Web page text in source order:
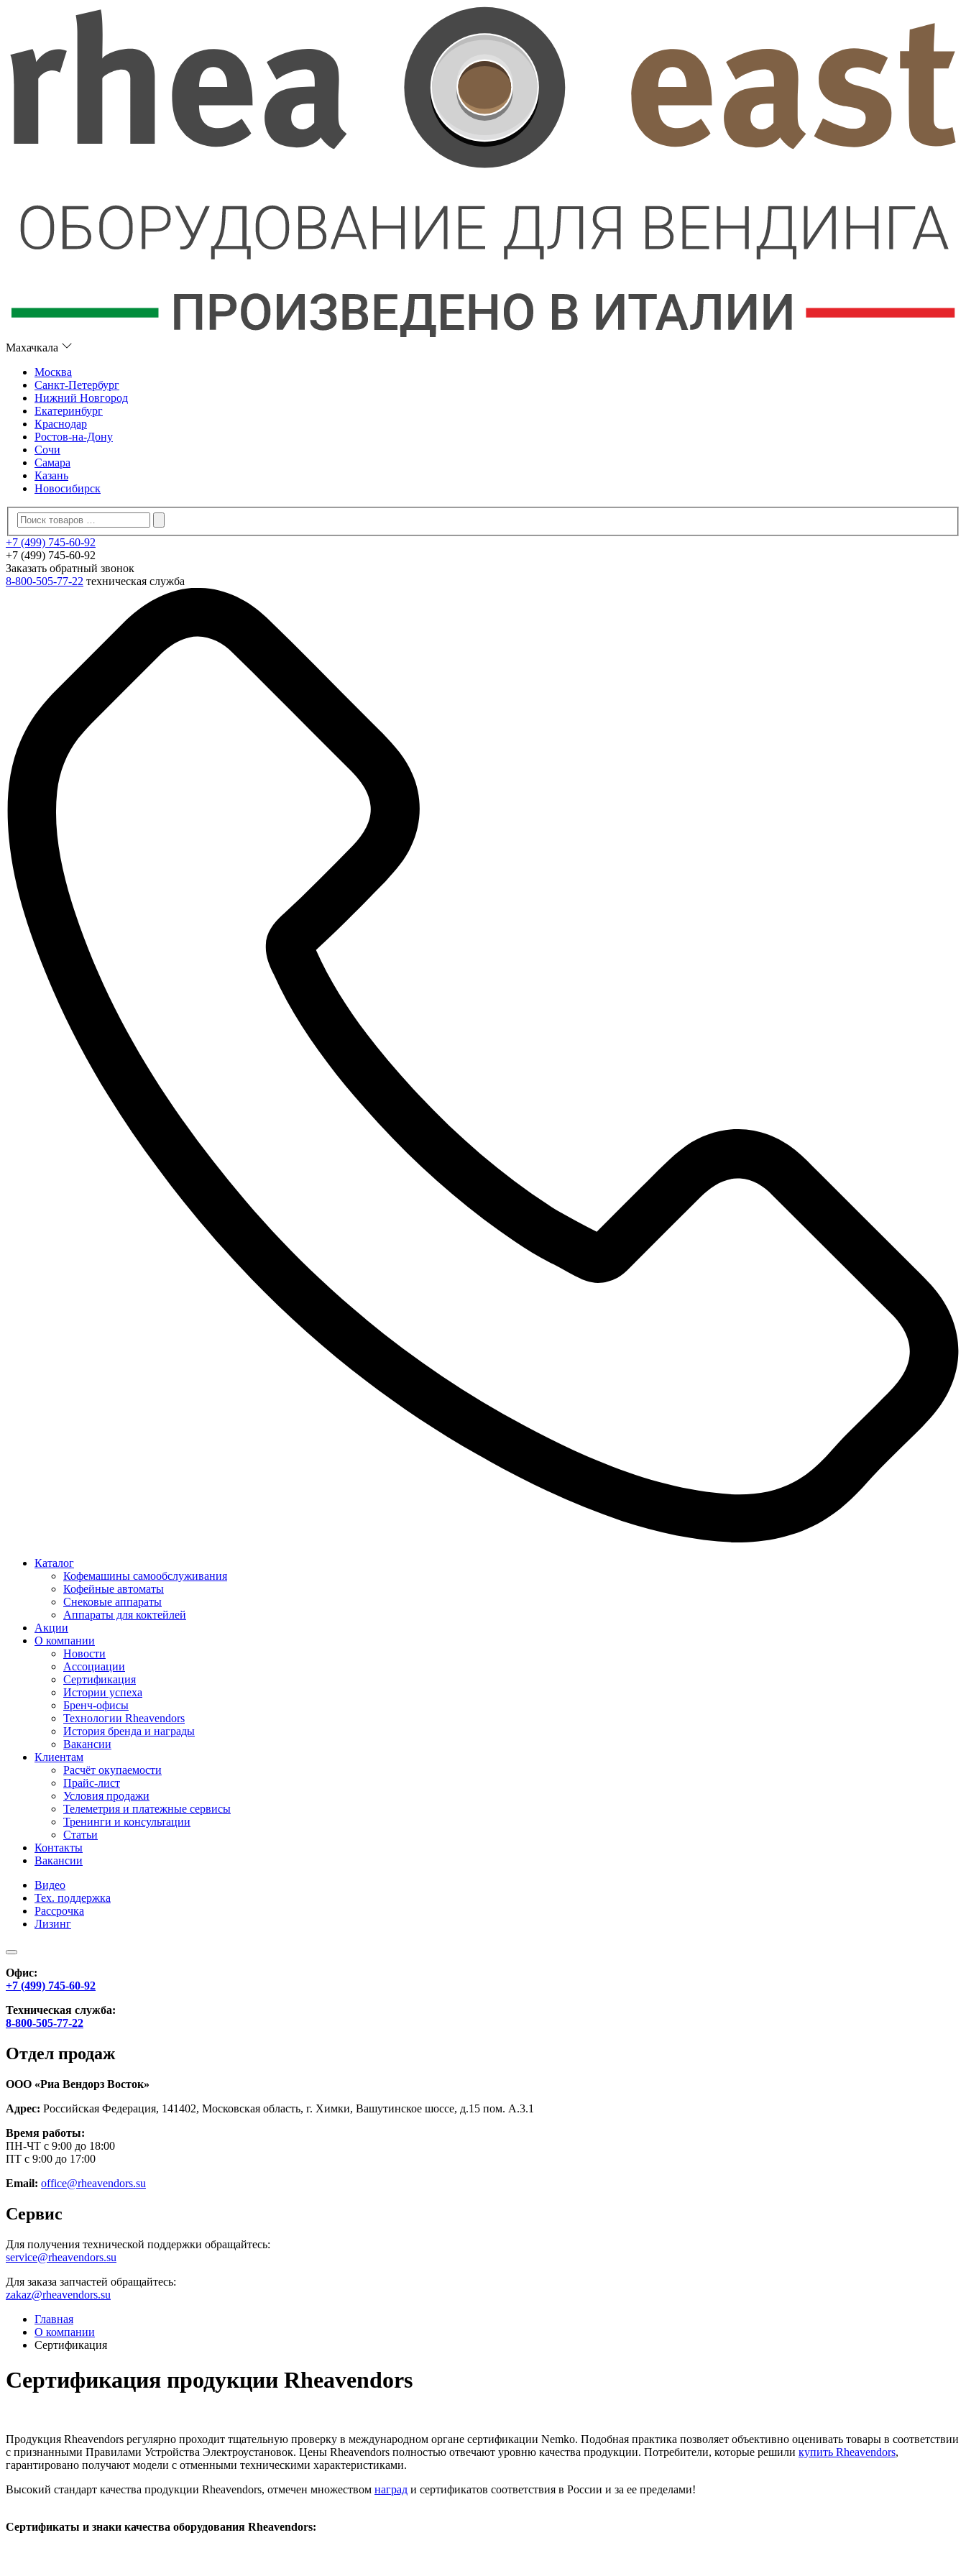
Махачкала
Москва
Санкт-Петербург
Нижний Новгород
Екатеринбург
Краснодар
Ростов-на-Дону
Сочи
Самара
Казань
Новосибирск
+7 (499) 745-60-92
+7 (499) 745-60-92
Заказать обратный звонок
8-800-505-77-22 техническая служба
Каталог
Кофемашины самообслуживания
Кофейные автоматы
Снековые аппараты
Аппараты для коктейлей
Акции
О компании
Новости
Ассоциации
Сертификация
Истории успеха
Бренч-офисы
Технологии Rheavendors
История бренда и награды
Вакансии
Клиентам
Расчёт окупаемости
Прайс-лист
Условия продажи
Телеметрия и платежные сервисы
Тренинги и консультации
Статьи
Контакты
Вакансии
Видео
Тех. поддержка
Рассрочка
Лизинг
Офис:
+7 (499) 745-60-92
Техническая служба:
8-800-505-77-22
Отдел продаж
ООО «Риа Вендорз Восток»
Адрес: Российская Федерация, 141402, Московская область, г. Химки, Вашутинское шоссе, д.15 пом. А.3.1
Время работы:
ПН-ЧТ с 9:00 до 18:00
ПТ с 9:00 до 17:00
Email: office@rheavendors.su
Сервис
Для получения технической поддержки обращайтесь:
service@rheavendors.su
Для заказа запчастей обращайтесь:
zakaz@rheavendors.su
Главная
О компании
Сертификация
Сертификация продукции Rheavendors
Продукция Rheavendors регулярно проходит тщательную проверку в международном органе сертификации Nemko. Подобная практика позволяет объективно оценивать товары в соответствии
с признанными Правилами Устройства Электроустановок. Цены Rheavendors полностью отвечают уровню качества продукции. Потребители, которые решили купить Rheavendors,
гарантировано получают модели с отменными техническими характеристиками.
Высокий стандарт качества продукции Rheavendors, отмечен множеством наград и сертификатов соответствия в России и за ее пределами!
Сертификаты и знаки качества оборудования Rheavendors: